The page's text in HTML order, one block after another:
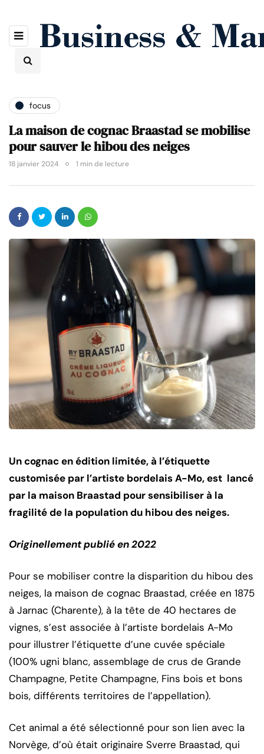
focus
La maison de cognac Braastad se mobilise
pour sauver le hibou des neiges
18 janvier 2024 1 min de lecture
Un cognac en édition limitée, à l’étiquette
customisée par l’artiste bordelais A-Mo, est lancé
par la maison Braastad pour sensibiliser à la
fragilité de la population du hibou des neiges.
Originellement publié en 2022
Pour se mobiliser contre la disparition du hibou des
neiges, la maison de cognac Braastad, créée en 1875
à Jarnac (Charente), à la tête de 40 hectares de
vignes, s’est associée à l’artiste bordelais A-Mo
pour illustrer l’étiquette d’une cuvée spéciale
(100% ugni blanc, assemblage de crus de Grande
Champagne, Petite Champagne, Fins bois et bons
bois, différents territoires de l’appellation).
Cet animal a été sélectionné pour son lien avec la
Norvège, d’où était originaire Sverre Braastad, qui